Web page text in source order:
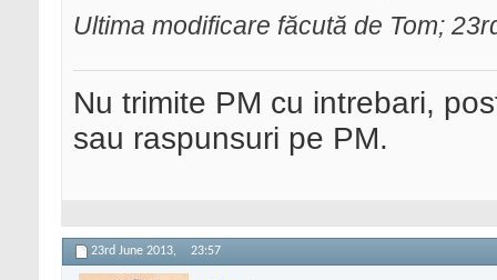
Ultima modificare făcută de Tom;
Nu trimite PM cu intrebari,
sau raspunsuri pe PM.
23rd June 2013, 23:57